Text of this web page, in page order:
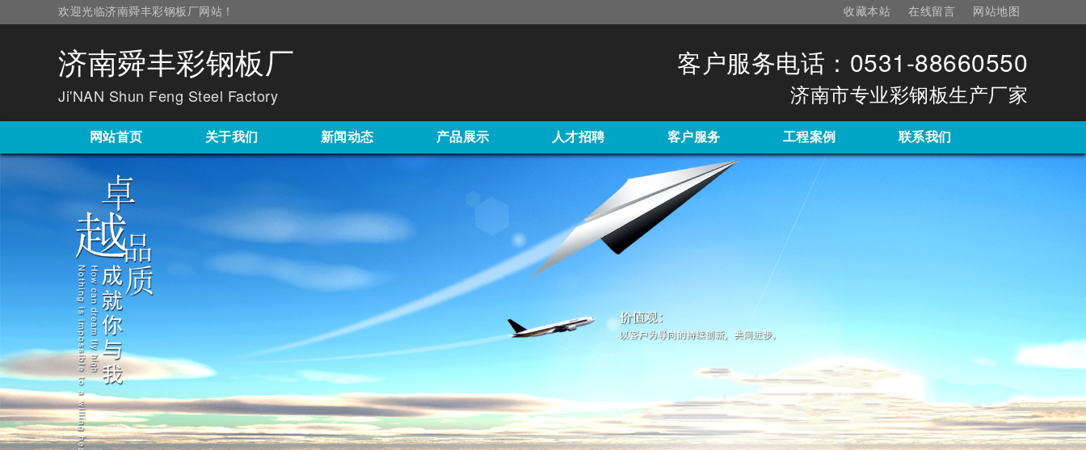
欢迎光临济南舜丰彩钢板厂网站！ 收藏本站 在线留言 网站地图
济南舜丰彩钢板厂
Ji'NAN Shun Feng Steel Factory
客户服务电话：0531-88660550
济南市专业彩钢板生产厂家
网站首页 关于我们 新闻动态 产品展示 人才招聘 客户服务 工程案例 联系我们